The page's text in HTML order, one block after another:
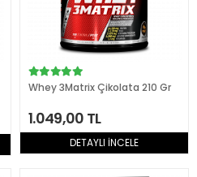
Whey 3Matrix Çikolata 210 Gr
1.049,00 TL
DETAYLI İNCELE